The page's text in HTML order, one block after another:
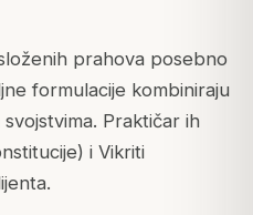
prahova posebno
formulacije kombiniraju
Praktičar ih
i Vikriti